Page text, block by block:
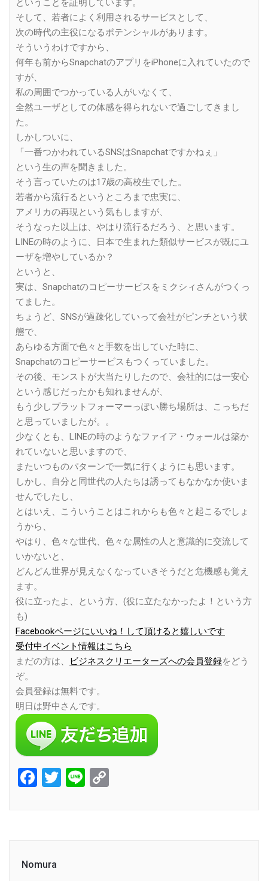
ということを証明しています。
そして、若者によく利用されるサービスとして、
次の時代の主役になるポテンシャルがあります。
そういうわけですから、
何年も前からSnapchatのアプリをiPhoneに入れていたので
すが、
私の周囲でつかっている人がいなくて、
全然ユーザとしての体感を得られないで過ごしてきまし
た。
しかしついに、
「一番つかわれているSNSはSnapchatですかねぇ」
という生の声を聞きました。
そう言っていたのは17歳の高校生でした。
若者から流行るというところまで忠実に、
アメリカの再現という気もしますが、
そうなった以上は、やはり流行るだろう、と思います。
LINEの時のように、日本で生まれた類似サービスが既にユ
ーザを増やしているか？
というと、
実は、Snapchatのコピーサービスをミクシィさんがつくっ
てました。
ちょうど、SNSが過疎化していって会社がピンチという状
態で、
あらゆる方面で色々と手数を出していた時に、
Snapchatのコピーサービスもつくっていました。
その後、モンストが大当たりしたので、会社的には一安心
という感じだったかも知れませんが、
もう少しプラットフォーマーっぽい勝ち場所は、こっちだ
と思っていましたが。。
少なくとも、LINEの時のようなファイア・ウォールは築か
れていないと思いますので、
またいつものパターンで一気に行くようにも思います。
しかし、自分と同世代の人たちは誘ってもなかなか使いま
せんでしたし、
とはいえ、こういうことはこれからも色々と起こるでしょ
うから、
やはり、色々な世代、色々な属性の人と意識的に交流して
いかないと、
どんどん世界が見えなくなっていきそうだと危機感も覚え
ます。
役に立ったよ、という方、(役に立たなかったよ！という方
も)
Facebookページにいいね！して頂けると嬉しいです
受付中イベント情報はこちら
まだの方は、
ビジネスクリエーターズへの会員登録をどう
ぞ。
会員登録は無料です。
明日は野中さんです。
Facebook
Twitter
Line
Nomura